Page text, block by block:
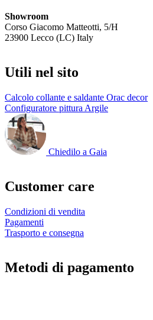
Showroom
Corso Giacomo Matteotti, 5/H
23900 Lecco (LC) Italy
Utili nel sito
Calcolo collante e saldante Orac decor
Configuratore pittura Argile
Chiedilo a Gaia
Customer care
Condizioni di vendita
Pagamenti
Trasporto e consegna
Metodi di pagamento